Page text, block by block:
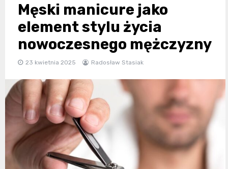
Męski manicure jako
element stylu życia
nowoczesnego mężczyzny
23 kwietnia 2025 Radosław Stasiak